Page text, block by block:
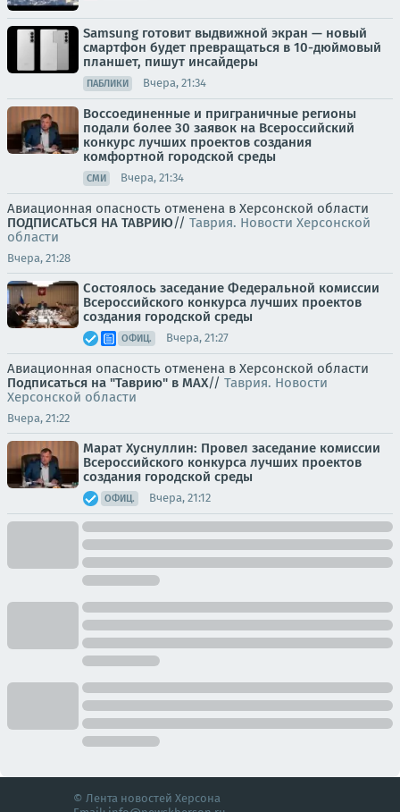
Samsung готовит выдвижной экран — новый
смартфон будет превращаться в 10-дюймовый
планшет, пишут инсайдеры
ПАБЛИКИ Вчера, 21:34
Воссоединенные и приграничные регионы
подали более 30 заявок на Всероссийский
конкурс лучших проектов создания
комфортной городской среды
СМИ Вчера, 21:34
Авиационная опасность отменена в Херсонской области
ПОДПИСАТЬСЯ НА ТАВРИЮ// Таврия. Новости Херсонской
области
Вчера, 21:28
Состоялось заседание Федеральной комиссии
Всероссийского конкурса лучших проектов
создания городской среды
ОФИЦ. Вчера, 21:27
Авиационная опасность отменена в Херсонской области
Подписаться на "Таврию" в MAX// Таврия. Новости
Херсонской области
Вчера, 21:22
Марат Хуснуллин: Провел заседание комиссии
Всероссийского конкурса лучших проектов
создания городской среды
ОФИЦ. Вчера, 21:12
© Лента новостей Херсона